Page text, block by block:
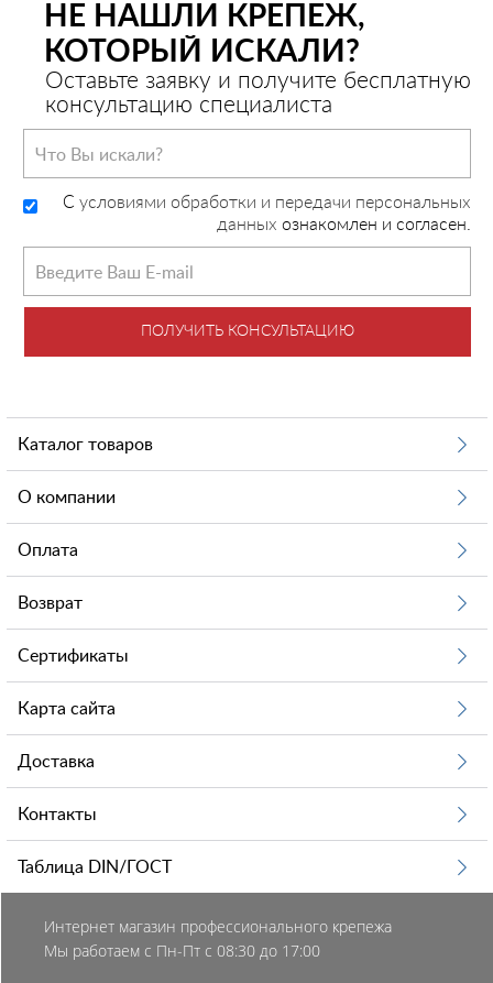
НЕ НАШЛИ КРЕПЕЖ,
КОТОРЫЙ ИСКАЛИ?
Оставьте заявку и получите бесплатную
консультацию специалиста
C условиями обработки и передачи персональных
данных ознакомлен и согласен.
ПОЛУЧИТЬ КОНСУЛЬТАЦИЮ
Каталог товаров
О компании
Оплата
Возврат
Сертификаты
Карта сайта
Доставка
Контакты
Таблица DIN/ГОСТ
Интернет магазин профессионального крепежа
Мы работаем с Пн-Пт с 08:30 до 17:00